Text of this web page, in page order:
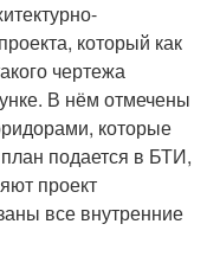
который как
чертежа
В нём отмечены
которые
подается в БТИ,
проект
все внутренние